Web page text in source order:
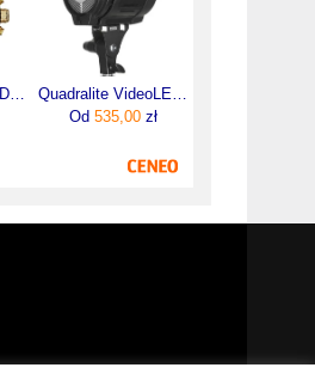
Od 535,00zł